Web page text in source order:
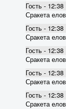
Гость - 12:38
Сракета
Гость - 12:38
Сракета
Гость - 12:38
Сракета
Гость - 12:38
Сракета
Гость - 12:38
Сракета